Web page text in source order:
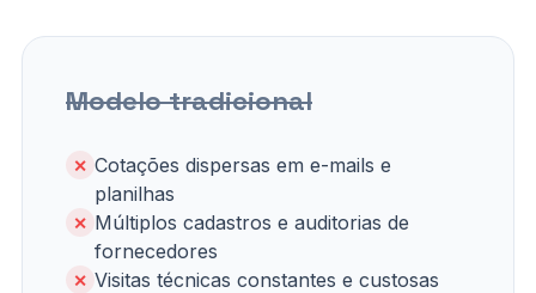
Modelo tradicional
✕ Cotações dispersas em e-mails e
planilhas
✕ Múltiplos cadastros e auditorias de
fornecedores
✕ Visitas técnicas constantes e custosas